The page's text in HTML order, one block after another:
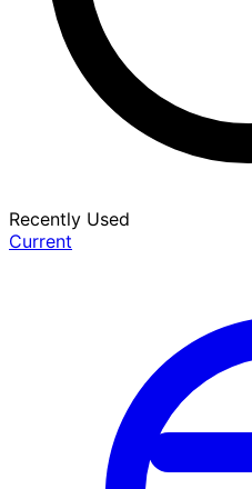
Recently Used
Current